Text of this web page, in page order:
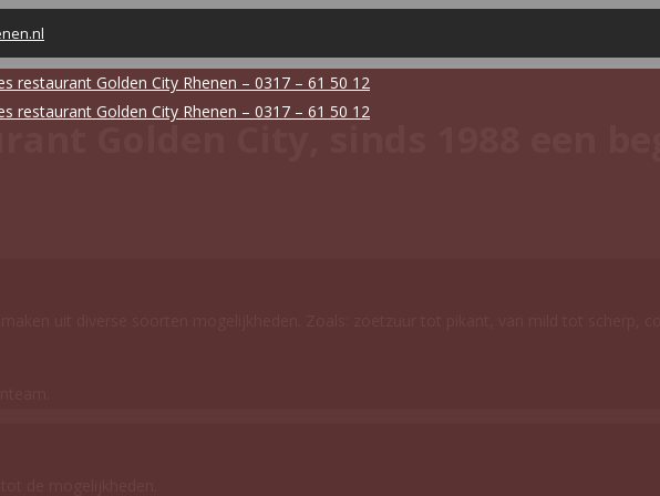
Golden City, sinds 1988 een
uit diverse soorten mogelijkheden. Zoals: zoetzuur tot pikant, van mild tot scherp,